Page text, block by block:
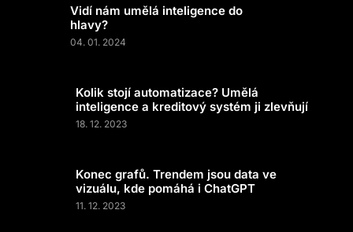
Vidí nám umělá inteligence do
hlavy?
04. 01. 2024
Kolik stojí automatizace? Umělá
inteligence a kreditový systém ji zlevňují
18. 12. 2023
Konec grafů. Trendem jsou data ve
vizuálu, kde pomáhá i ChatGPT
11. 12. 2023